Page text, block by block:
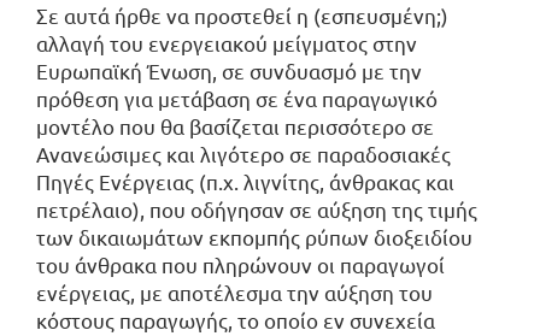
Σε αυτά ήρθε να προστεθεί η (εσπευσμένη;)
αλλαγή του ενεργειακού μείγματος στην
Ευρωπαϊκή Ένωση, σε συνδυασμό με την
πρόθεση για μετάβαση σε ένα παραγωγικό
μοντέλο που θα βασίζεται περισσότερο σε
Ανανεώσιμες και λιγότερο σε παραδοσιακές
Πηγές Ενέργειας (π.χ. λιγνίτης, άνθρακας και
πετρέλαιο), που οδήγησαν σε αύξηση της τιμής
των δικαιωμάτων εκπομπής ρύπων διοξειδίου
του άνθρακα που πληρώνουν οι παραγωγοί
ενέργειας, με αποτέλεσμα την αύξηση του
κόστους παραγωγής, το οποίο εν συνεχεία